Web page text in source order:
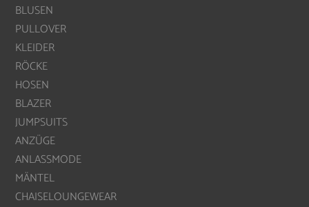
BLUSEN
PULLOVER
KLEIDER
RÖCKE
HOSEN
BLAZER
JUMPSUITS
ANZÜGE
ANLASSMODE
MÄNTEL
CHAISELOUNGEWEAR